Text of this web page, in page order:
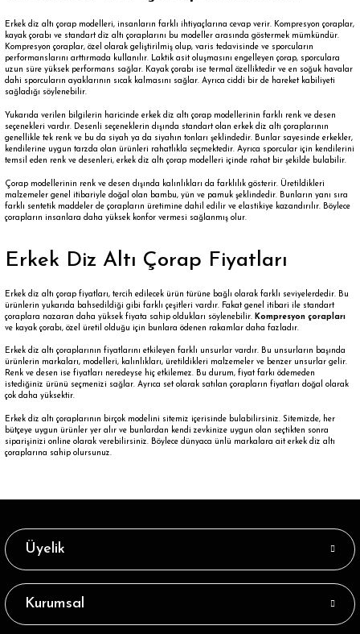
Erkek diz altı çorap modelleri, insanların farklı ihtiyaçlarına cevap verir. Kompresyon çoraplar,
kayak çorabı ve standart diz altı çoraplarını bu modeller arasında göstermek mümkündür.
Kompresyon çoraplar, özel olarak geliştirilmiş olup, varis tedavisinde ve sporcuların
performanslarını arttırmada kullanılır. Laktik asit oluşmasını engelleyen çorap, sporculara
uzun süre yüksek performans sağlar. Kayak çorabı ise termal özelliktedir ve en soğuk havalar
dahi sporcuların ayaklarının sıcak kalmasını sağlar. Ayrıca ciddi bir de hareket kabiliyeti
sağladığı söylenebilir.
Yukarıda verilen bilgilerin haricinde erkek diz altı çorap modellerinin farklı renk ve desen
seçenekleri vardır. Desenli seçeneklerin dışında standart olan erkek diz altı çoraplarının
genellikle tek renk ve bu da siyah ya da siyahın tonları şeklindedir. Bunlar sayesinde erkekler,
kendilerine uygun tarzda olan ürünleri rahatlıkla seçmektedir. Ayrıca sporcular için kendilerini
temsil eden renk ve desenleri, erkek diz altı çorap modelleri içinde rahat bir şekilde bulabilir.
Çorap modellerinin renk ve desen dışında kalınlıkları da farklılık gösterir. Üretildikleri
malzemeler genel itibariyle doğal olan bambu, yün ve pamuk şeklindedir. Bunların yanı sıra
farklı sentetik maddeler de çorapların üretimine dahil edilir ve elastikiye kazandırılır. Böylece
çorapların insanlara daha yüksek konfor vermesi sağlanmış olur.
Erkek Diz Altı Çorap Fiyatları
Erkek diz altı çorap fiyatları, tercih edilecek ürün türüne bağlı olarak farklı seviyelerdedir. Bu
ürünlerin yukarıda bahsedildiği gibi farklı çeşitleri vardır. Fakat genel itibari ile standart
çoraplara nazaran daha yüksek fiyata sahip oldukları söylenebilir. Kompresyon çorapları
ve kayak çorabı, özel üretil olduğu için bunlara ödenen rakamlar daha fazladır.
Erkek diz altı çoraplarının fiyatlarını etkileyen farklı unsurlar vardır. Bu unsurların başında
ürünlerin markaları, modelleri, kalınlıkları, üretildikleri malzemeler ve benzer unsurlar gelir.
Renk ve desen ise fiyatları neredeyse hiç etkilemez. Bu durum, fiyat farkı ödemeden
istediğiniz ürünü seçmenizi sağlar. Ayrıca set olarak satılan çorapların fiyatları doğal olarak
çok daha yüksektir.
Erkek diz altı çoraplarının birçok modelini sitemiz içerisinde bulabilirsiniz. Sitemizde, her
bütçeye uygun ürünler yer alır ve bunlardan kendi zevkinize uygun olan seçtikten sonra
siparişinizi online olarak verebilirsiniz. Böylece dünyaca ünlü markalara ait erkek diz altı
çoraplarına sahip olursunuz.
Üyelik
Kurumsal